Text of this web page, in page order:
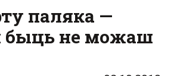
паляка —
быць не можаш